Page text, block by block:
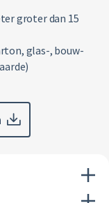
groter dan 15
glas-, bouw-